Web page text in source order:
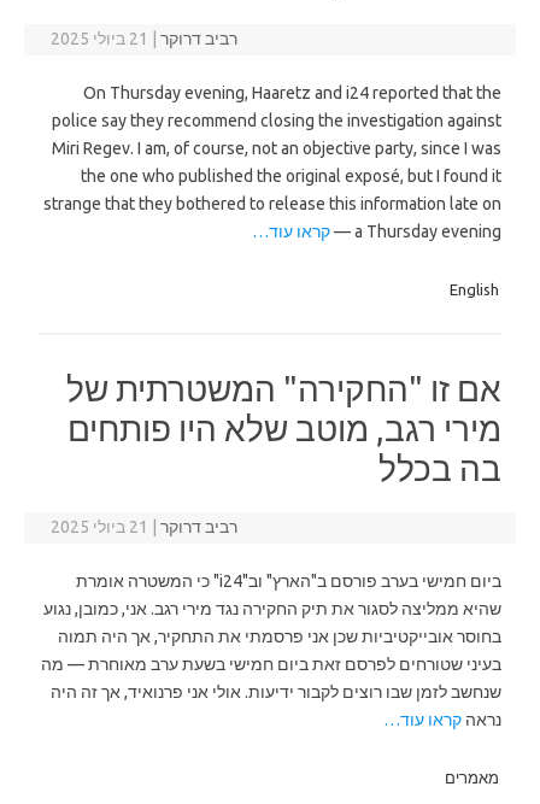
רביב דרוקר 21 ביולי 2025
On Thursday evening, Haaretz and i24 reported that the
police say they recommend closing the investigation against
Miri Regev. I am, of course, not an objective party, since I was
the one who published the original exposé, but I found it
strange that they bothered to release this information late on
a Thursday evening —
קראו עוד…
English
אם זו "החקירה" המשטרתית של
מירי רגב, מוטב שלא היו פותחים
בה בכלל
רביב דרוקר 21 ביולי 2025
ביום חמישי בערב פורסם ב"הארץ" וב"i24" כי המשטרה אומרת
שהיא ממליצה לסגור את תיק החקירה נגד מירי רגב. אני, כמובן, נגוע
בחוסר אובייקטיביות שכן אני פרסמתי את התחקיר, אך היה תמוה
בעיני שטורחים לפרסם זאת ביום חמישי בשעת ערב מאוחרת — מה
שנחשב לזמן שבו רוצים לקבור ידיעות. אולי אני פרנואיד, אך זה היה
נראה קראו עוד…
מאמרים